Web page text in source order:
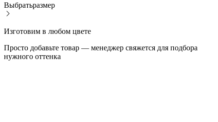
Выбратьразмер
Изготовим в любом цвете
Просто добавьте товар — менеджер свяжется для подбора
нужного оттенка